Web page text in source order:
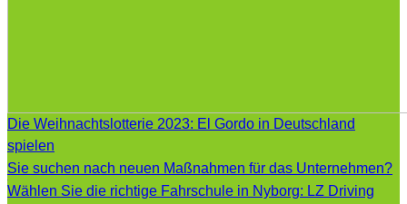
Die Weihnachtslotterie 2023: El Gordo in Deutschland
spielen
Sie suchen nach neuen Maßnahmen für das Unternehmen?
Wählen Sie die richtige Fahrschule in Nyborg: LZ Driving